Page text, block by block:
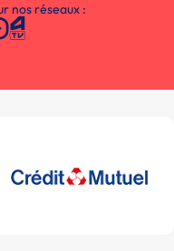
nos réseaux :